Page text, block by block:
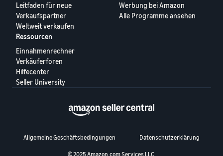
Leitfaden für neue
Verkaufspartner
Weltweit verkaufen
Werbung bei Amazon
Alle Programme ansehen
Ressourcen
Einnahmenrechner
Verkäuferforen
Hilfecenter
Seller University
Allgemeine Geschäftsbedingungen Datenschutzerklärung
© 2025 Amazon.com Services LLC.